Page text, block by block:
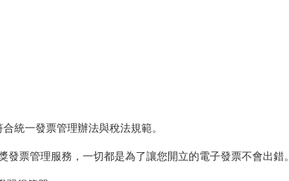
統一發票管理辦法與稅法規範。
票管理服務，一切都是為了讓您開立的電子發票不會出錯。